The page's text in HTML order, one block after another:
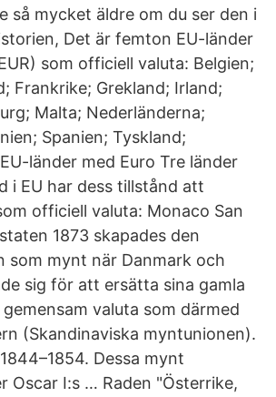
så mycket äldre om du ser den i
Det är femton EU-länder
som officiell valuta: Belgien;
Frankrike; Grekland; Irland;
Malta; Nederländerna;
Spanien; Tyskland;
länder med Euro Tre länder
i EU har dess tillstånd att
officiell valuta: Monaco San
1873 skapades den
som mynt när Danmark och
sig för att ersätta sina gamla
valuta som därmed
(Skandinaviska myntunionen).
Dessa mynt
Oscar I:s … Raden "Österrike,